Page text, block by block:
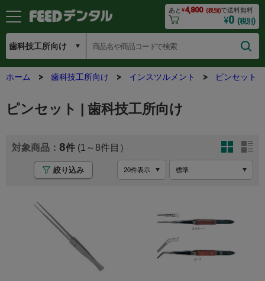
あと¥4,800 (税別)で送料無料
¥0 (税別)
ホーム 歯科技工所向け インスツルメント ピンセット
ピンセット | 歯科技工所向け
8 (1～8
絞り込み